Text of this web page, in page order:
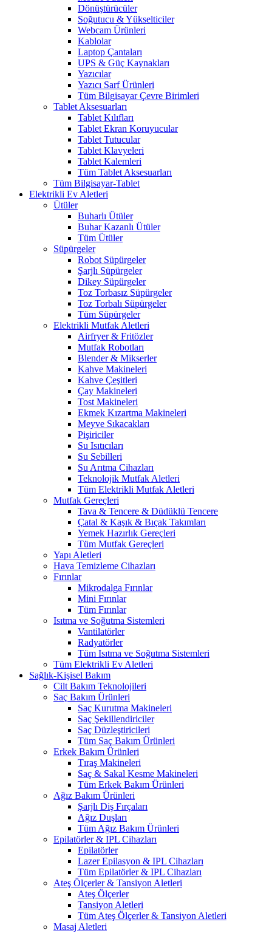
Dönüştürücüler
Soğutucu & Yükselticiler
Webcam Ürünleri
Kablolar
Laptop Çantaları
UPS & Güç Kaynakları
Yazıcılar
Yazıcı Sarf Ürünleri
Tüm Bilgisayar Çevre Birimleri
Tablet Aksesuarları
Tablet Kılıfları
Tablet Ekran Koruyucular
Tablet Tutucular
Tablet Klavyeleri
Tablet Kalemleri
Tüm Tablet Aksesuarları
Tüm Bilgisayar-Tablet
Elektrikli Ev Aletleri
Ütüler
Buharlı Ütüler
Buhar Kazanlı Ütüler
Tüm Ütüler
Süpürgeler
Robot Süpürgeler
Şarjlı Süpürgeler
Dikey Süpürgeler
Toz Torbasız Süpürgeler
Toz Torbalı Süpürgeler
Tüm Süpürgeler
Elektrikli Mutfak Aletleri
Airfryer & Fritözler
Mutfak Robotları
Blender & Mikserler
Kahve Makineleri
Kahve Çeşitleri
Çay Makineleri
Tost Makineleri
Ekmek Kızartma Makineleri
Meyve Sıkacakları
Pişiriciler
Su Isıtıcıları
Su Sebilleri
Su Arıtma Cihazları
Teknolojik Mutfak Aletleri
Tüm Elektrikli Mutfak Aletleri
Mutfak Gereçleri
Tava & Tencere & Düdüklü Tencere
Çatal & Kaşık & Bıçak Takımları
Yemek Hazırlık Gereçleri
Tüm Mutfak Gereçleri
Yapı Aletleri
Hava Temizleme Cihazları
Fırınlar
Mikrodalga Fırınlar
Mini Fırınlar
Tüm Fırınlar
Isıtma ve Soğutma Sistemleri
Vantilatörler
Radyatörler
Tüm Isıtma ve Soğutma Sistemleri
Tüm Elektrikli Ev Aletleri
Sağlık-Kişisel Bakım
Cilt Bakım Teknolojileri
Saç Bakım Ürünleri
Saç Kurutma Makineleri
Saç Şekillendiriciler
Saç Düzleştiricileri
Tüm Saç Bakım Ürünleri
Erkek Bakım Ürünleri
Tıraş Makineleri
Saç & Sakal Kesme Makineleri
Tüm Erkek Bakım Ürünleri
Ağız Bakım Ürünleri
Şarjlı Diş Fırçaları
Ağız Duşları
Tüm Ağız Bakım Ürünleri
Epilatörler & IPL Cihazları
Epilatörler
Lazer Epilasyon & IPL Cihazları
Tüm Epilatörler & IPL Cihazları
Ateş Ölçerler & Tansiyon Aletleri
Ateş Ölçerler
Tansiyon Aletleri
Tüm Ateş Ölçerler & Tansiyon Aletleri
Masaj Aletleri